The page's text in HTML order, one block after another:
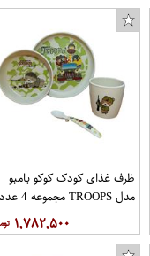
ظرف غذای کودک کوکو بامبو
مدل TROOPS مجموعه 4 عددی
۱,۷۸۲,۵۰۰